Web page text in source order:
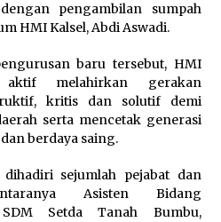
pengambilan sumpah
HMI Kalsel, Abdi Aswadi.
baru tersebut, HMI
aktif melahirkan gerakan
kritis dan solutif demi
serta mencetak generasi
berdaya saing.
sejumlah pejabat dan
Asisten Bidang
Setda Tanah Bumbu,